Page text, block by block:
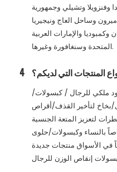
وفنزويلا وتشيلي وجمهورية
وساحل العاج ونيجيريا
والإمارات العربية
المتحدة وسنغافورة وغيرها.
4 المنتجات التي لديكم؟
ملكي للرجال / كبسولات/
لتأخير القذف/أقراص
لتعزيز المتعة الجنسية
بالنساء وكبسولات/حلوى
في الأسواق منتجات جديدة